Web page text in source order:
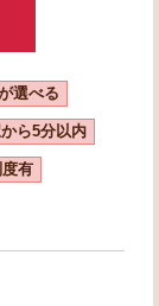
選べる
ら5分以内
有